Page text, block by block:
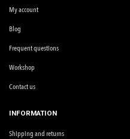
My account
Blog
Frequent questions
Workshop
Contact us
INFORMATION
Shipping and returns